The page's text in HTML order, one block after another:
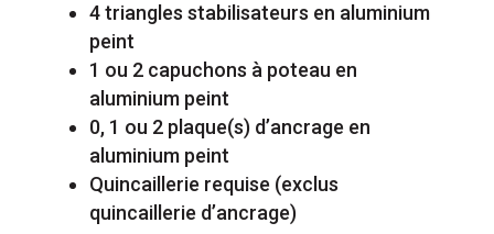
4 triangles stabilisateurs en aluminium
peint
1 ou 2 capuchons à poteau en
aluminium peint
0, 1 ou 2 plaque(s) d’ancrage en
aluminium peint
Quincaillerie requise (exclus
quincaillerie d’ancrage)